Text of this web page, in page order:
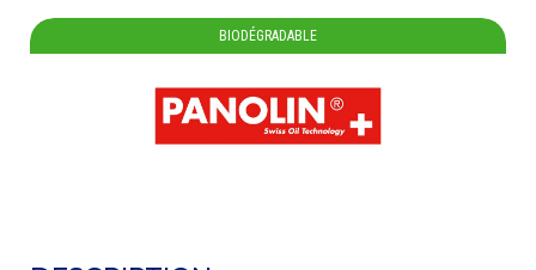
BIODÉGRADABLE
DEMANDE DE FICHE TECHNIQUE
Remplissez ce formulaire pour recevoir le
document